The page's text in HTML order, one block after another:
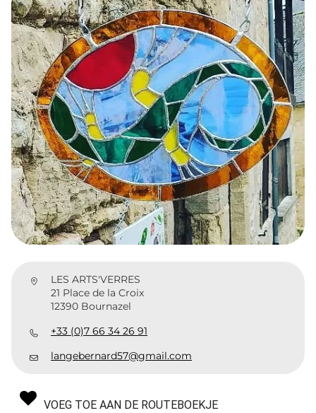
LES ARTS'VERRES
21 Place de la Croix
12390 Bournazel
+33 (0)7 66 34 26 91
langebernard57@gmail.com
VOEG TOE AAN DE ROUTEBOEKJE